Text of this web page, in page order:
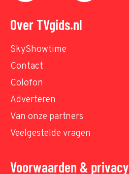
Over TVgids.nl
SkyShowtime
Contact
Colofon
Adverteren
Van onze partners
Veelgestelde vragen
Voorwaarden & privacy